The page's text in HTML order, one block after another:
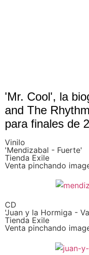
'Mr. Cool', la
and The
para finales de
Vinilo
'Mendizabal - Fuerte'
Tienda Exile
Venta pinchando
CD
'Juan y la Hormiga -
Tienda Exile
Venta pinchando